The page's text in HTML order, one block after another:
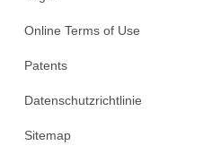
Online Terms of Use
Patents
Datenschutzrichtlinie
Sitemap